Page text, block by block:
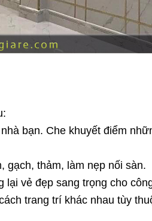
bạn. Che khuyết điểm
gạch, thảm, làm nẹp nối sàn.
vẻ đẹp sang trọng cho
trang trí khác nhau tùy